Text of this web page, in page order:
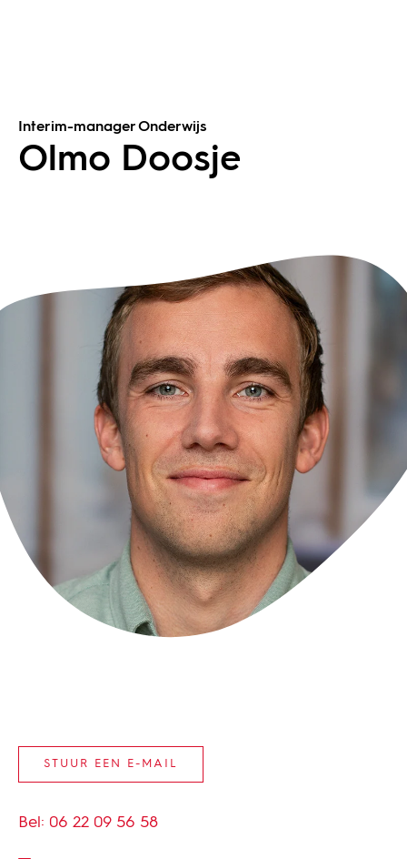
Interim-manager Onderwijs
Olmo Doosje
STUUR EEN E-MAIL
Bel: 06 22 09 56 58